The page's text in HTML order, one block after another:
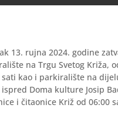
13. rujna 2024. godine
na Trgu Svetog Križa,
sati kao i parkiralište na
Doma kulture Josip
i čitaonice Križ od 06:00